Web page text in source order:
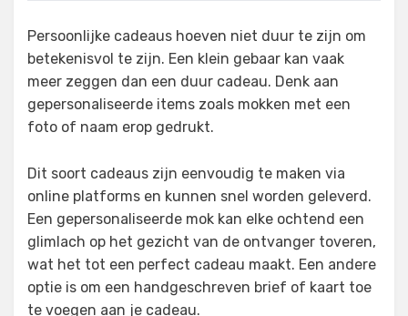
Persoonlijke cadeaus hoeven niet duur te zijn om
betekenisvol te zijn. Een klein gebaar kan vaak
meer zeggen dan een duur cadeau. Denk aan
gepersonaliseerde items zoals mokken met een
foto of naam erop gedrukt.
Dit soort cadeaus zijn eenvoudig te maken via
online platforms en kunnen snel worden geleverd.
Een gepersonaliseerde mok kan elke ochtend een
glimlach op het gezicht van de ontvanger toveren,
wat het tot een perfect cadeau maakt. Een andere
optie is om een handgeschreven brief of kaart toe
te voegen aan je cadeau.